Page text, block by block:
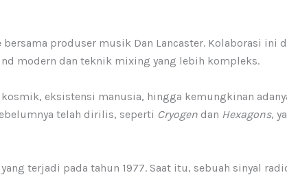
produser musik Dan Lancaster. Kolaborasi ini
modern dan teknik mixing yang lebih kompleks.
eksistensi manusia, hingga kemungkinan
telah dirilis, seperti Cryogen dan Hexagons,
terjadi pada tahun 1977. Saat itu, sebuah sinyal